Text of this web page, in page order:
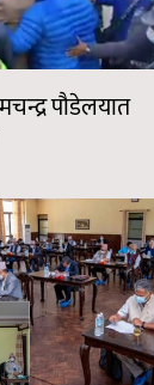
पौडेलयात